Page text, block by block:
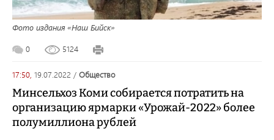
Фото издания «Наш Бийск»
0 5124
17:50, 19.07.2022 / общество
Минсельхоз Коми собирается потратить на
организацию ярмарки «Урожай-2022» более
полумиллиона рублей